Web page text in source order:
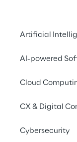
Artificial
AI-powered
Cloud
CX & Digital
Cybersecurity